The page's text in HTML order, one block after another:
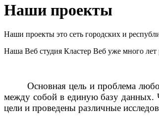
Наши проекты
Наши проекты это сеть городских и
Наша Веб студия Кластер Веб уже много
Основная цель и проблема
между собой в единую базу данных.
цели и проведены различные